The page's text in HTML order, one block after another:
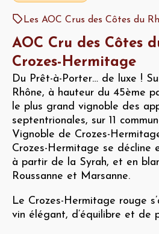
Les AOC Crus des Côtes du
AOC Cru des Côtes
Crozes-Hermitage
Du Prêt-à-Porter… de luxe !
Rhône, à hauteur du 45ème
le plus grand vignoble des
septentrionales, sur 11
Vignoble de Crozes-
Crozes-Hermitage se décline
à partir de la Syrah, et en
Roussanne et Marsanne.
Le Crozes-Hermitage rouge
vin élégant, d’équilibre et de